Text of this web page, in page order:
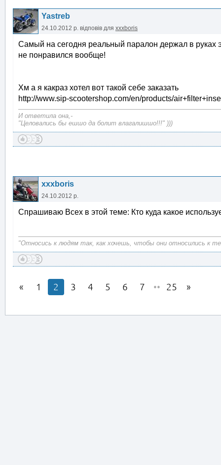
Yastreb
24.10.2012 р. відповів для xxxboris
Самый на сегодня реальный паралон держал в руках
не понравился вообще!
Хм а я какраз хотел вот такой себе заказать
http://www.sip-scootershop.com/en/products/
И ответила она,-
"Целовались бы ешшо да болит влагалишшо!!!" )))
xxxboris
24.10.2012 р.
Спрашиваю Всех в этой теме: Кто куда какое
"Относись к людям так, как хочешь, чтобы они относились к
1 2 3 4 5 6 7 •• 25